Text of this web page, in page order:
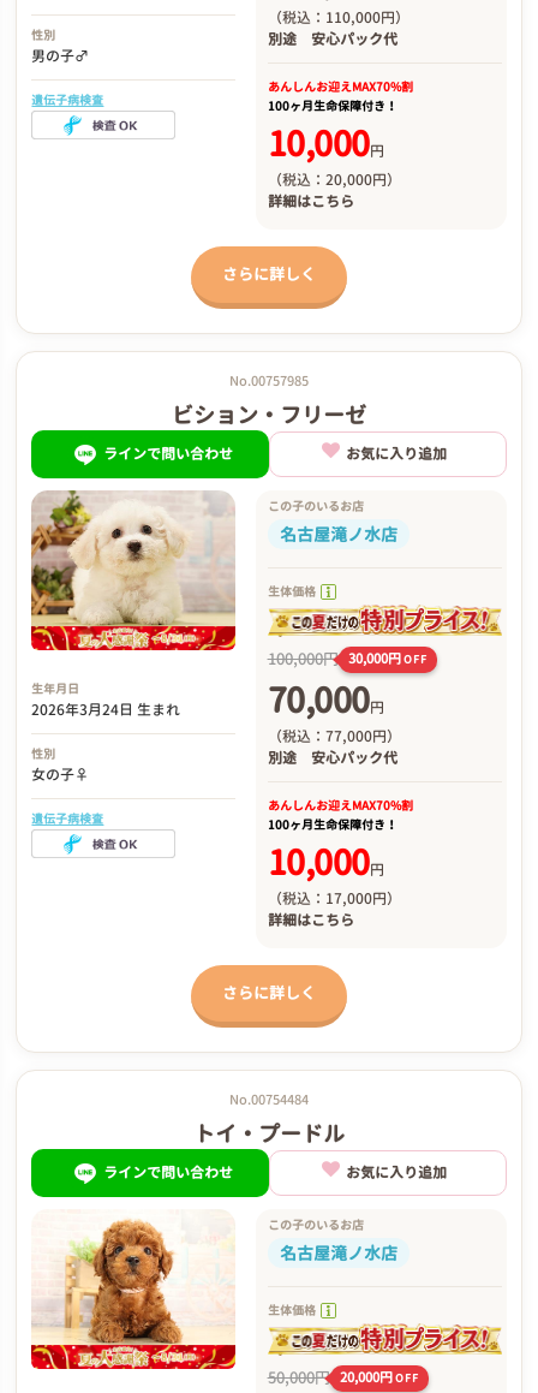
性別
男の子♂
遺伝子病検査
（税込：110,000円）
別途 安心パック代
あんしんお迎えMAX70%割
100ヶ月生命保障付き！
10,000円
（税込：20,000円）
詳細はこちら
さらに詳しく
No.00757985
ビション・フリーゼ
ラインで問い合わせ お気に入り追加
生年月日
2026年3月24日 生まれ
性別
女の子♀
遺伝子病検査
この子のいるお店
名古屋滝ノ水店
生体価格
100,000円 30,000円OFF
70,000円
（税込：77,000円）
別途 安心パック代
あんしんお迎えMAX70%割
100ヶ月生命保障付き！
10,000円
（税込：17,000円）
詳細はこちら
さらに詳しく
No.00754484
トイ・プードル
ラインで問い合わせ お気に入り追加
この子のいるお店
名古屋滝ノ水店
生体価格
50,000円 20,000円OFF